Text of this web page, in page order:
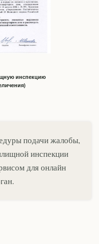
инспекцию
подачи жалобы,
инспекции
для онлайн